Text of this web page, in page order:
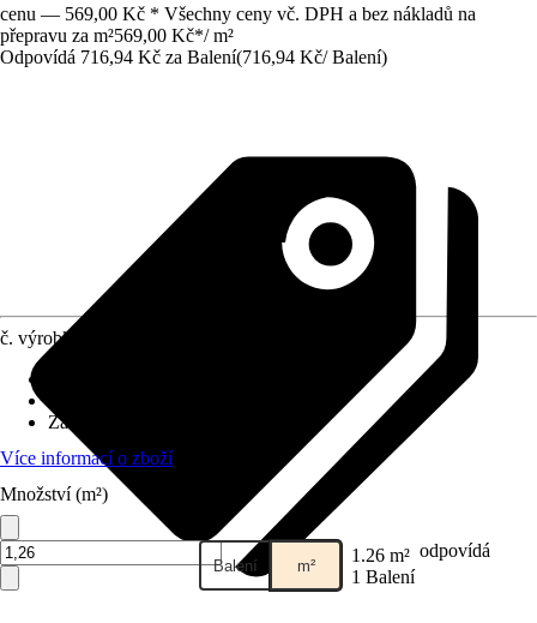
cenu — 569,00 Kč * Všechny ceny vč. DPH a bez nákladů na
přepravu za m²569,00 Kč*/ m²
Odpovídá 716,94 Kč za Balení(716,94 Kč/ Balení)
č. výrobku
Základní barva
Více informací o zboží
Množství (m²)
Balení m² 1.26 m² odpovídá
1 Balení